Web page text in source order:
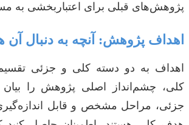
پژوهش‌های قبلی برای اعتباربخشی به
اهداف پژوهش: آنچه به دنبال آن
اهداف به دو دسته کلی و جزئی
کلی، چشم‌انداز اصلی پژوهش را
جزئی، مراحل مشخص و قابل